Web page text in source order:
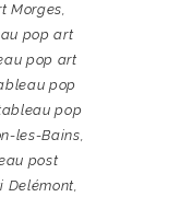
Morges,
pop art
pop art
pop
pop
les-Bains,
post
Delémont,